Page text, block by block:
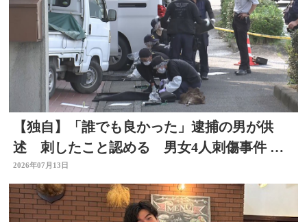
【独自】「誰でも良かった」逮捕の男が供
述 刺したこと認める 男女4人刺傷事件 被
害者と面識なし 大分
2026年07月13日